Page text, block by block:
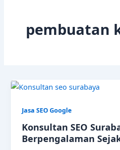
pembuatan
Jasa SEO Google
Konsultan SEO
Berpengalaman